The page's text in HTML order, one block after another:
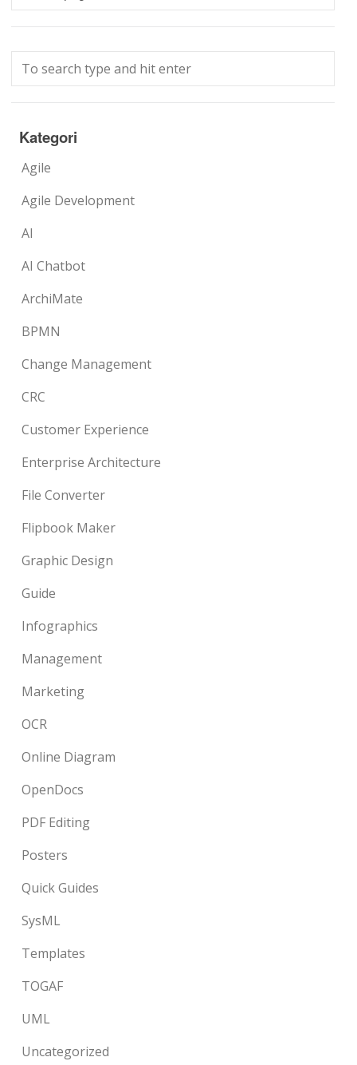
Kategori
Agile
Agile Development
AI
AI Chatbot
ArchiMate
BPMN
Change Management
CRC
Customer Experience
Enterprise Architecture
File Converter
Flipbook Maker
Graphic Design
Guide
Infographics
Management
Marketing
OCR
Online Diagram
OpenDocs
PDF Editing
Posters
Quick Guides
SysML
Templates
TOGAF
UML
Uncategorized